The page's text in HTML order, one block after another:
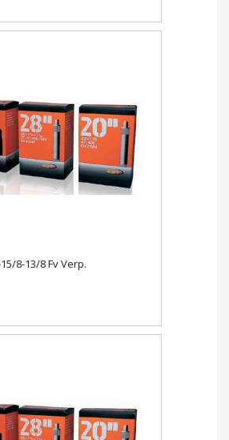
8-13/8 Fv Verp.